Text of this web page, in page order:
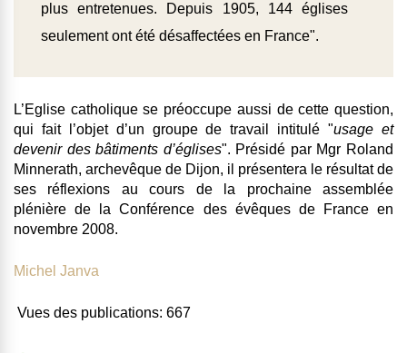
plus entretenues. Depuis 1905, 144 églises
seulement ont été désaffectées en France".
L’Eglise catholique se préoccupe aussi de cette question,
qui fait l’objet d’un groupe de travail intitulé "usage et
devenir des bâtiments d’églises". Présidé par Mgr Roland
Minnerath, archevêque de Dijon, il présentera le résultat de
ses réflexions au cours de la prochaine assemblée
plénière de la Conférence des évêques de France en
novembre 2008.
Michel Janva
Vues des publications: 667